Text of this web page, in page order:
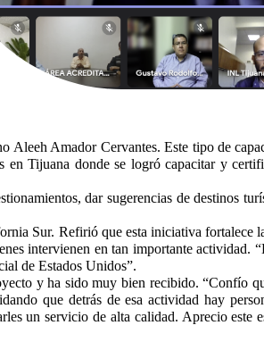
Amador Cervantes. Este tipo de
Tijuana donde se logró capacitar y
dar sugerencias de destinos
Sur. Refirió que esta iniciativa fortalece
intervienen en tan importante actividad.
de Estados Unidos”.
y ha sido muy bien recibido. “Confío
que detrás de esa actividad hay
un servicio de alta calidad. Aprecio este